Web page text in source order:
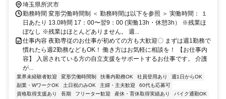
埼玉県所沢市
勤務時間 変形労働時間制 ＜ 勤務時間は以下を参照 ＞ 実働時間： １
日あたり 13.0時間 17：00〜翌9：00 (実働13h・休憩3h） ※残業ほ
ぼなし ※残業はほとんどありません。 週...
仕事内容 夜勤専従のお仕事が初めての方も大歓迎〇 まずは週1勤務で
慣れたら週2勤務などもOK！ 働き方はお気軽に相談を！ 【お仕事内
容】 入居されている方の自立支援をサポートするお仕事です。 介護
が...
業界未経験者歓迎 変形労働時間制 扶養内勤務OK 社員登用あり
週1日からOK
副業・WワークOK
土日祝のみOK 主婦・主夫歓迎
60代も応募可
資格取得支援あり
長期 フリーター歓迎 産休・育休取得実績あり
バイク通勤OK